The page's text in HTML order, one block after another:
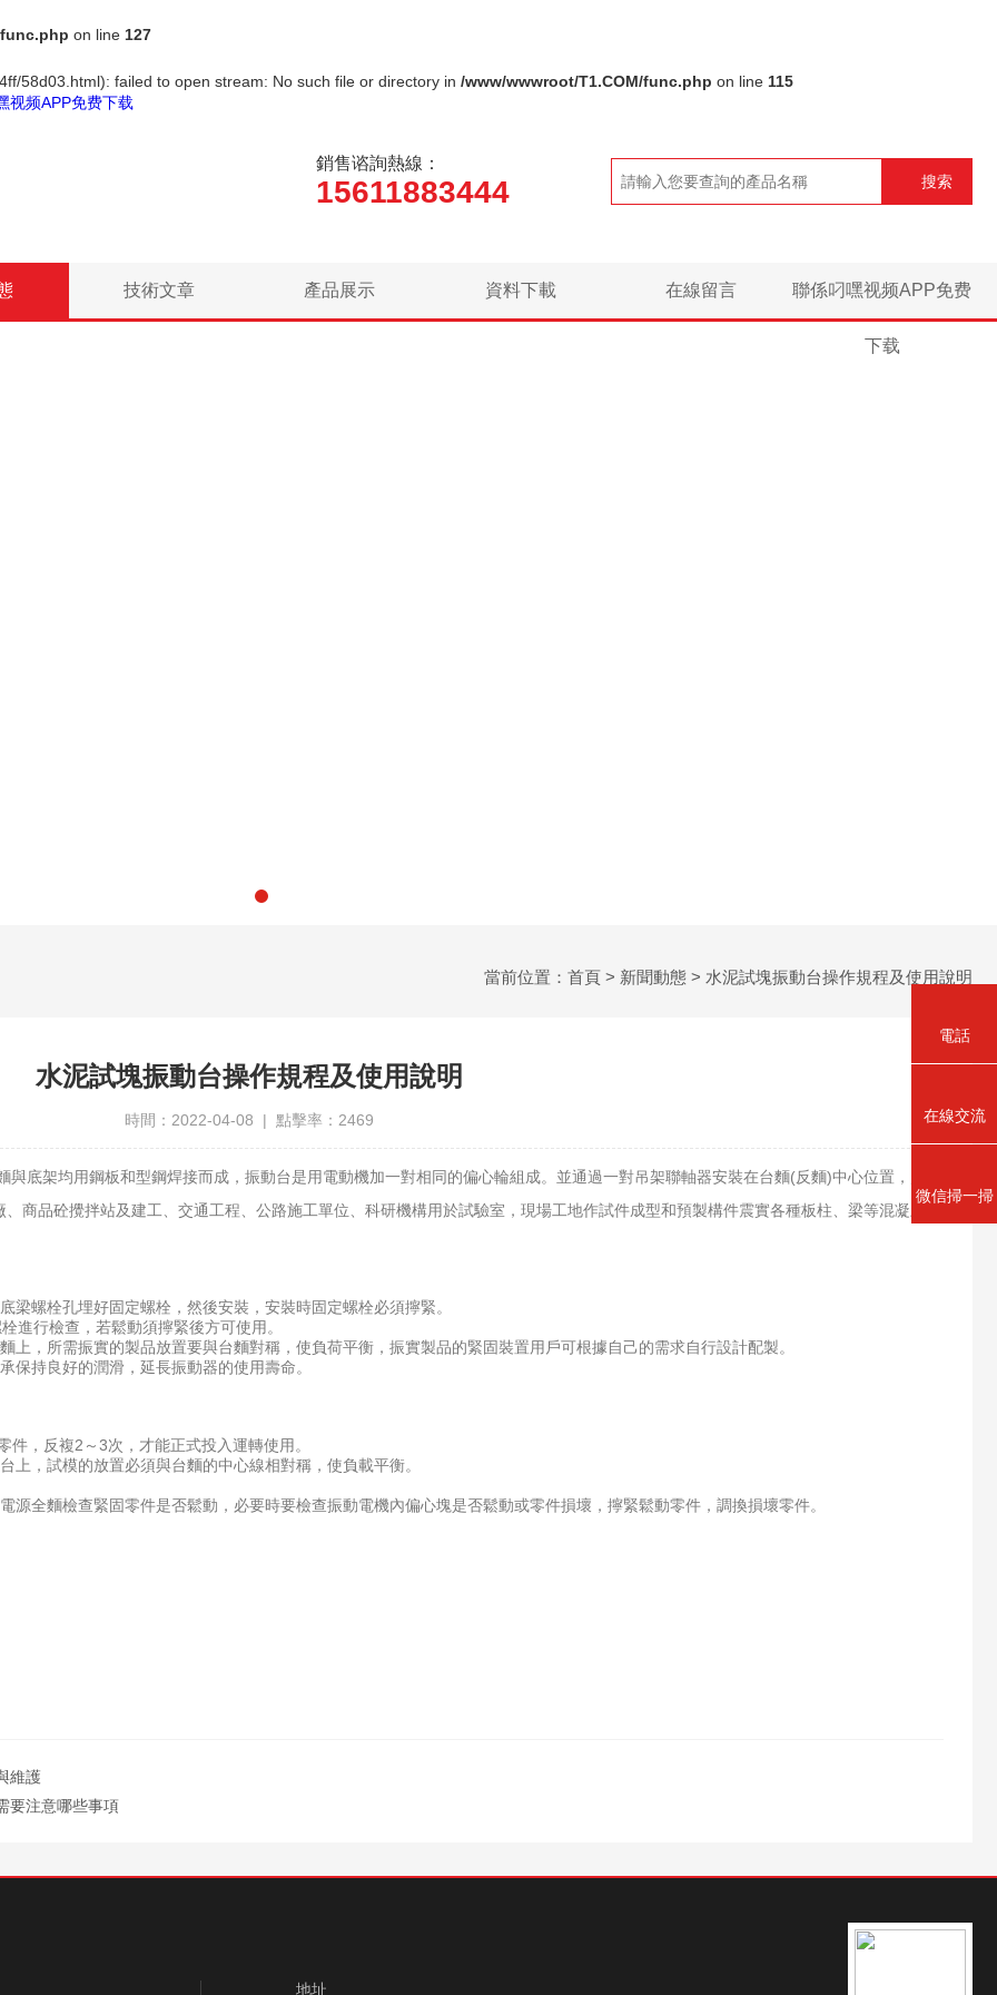
on line 127
58d03.html): failed to open stream: No such file or directory in /www/wwwroot/T1.COM/func.php on line 115
视频APP免费下载
銷售谘詢熱線：
15611883444 搜索
技術文章 產品展示 資料下載 在線留言 聯係叼嘿视频APP免费
下载
當前位置： 首頁 > 新聞動態 > 水泥試塊振動台操作規程及使用說明
水泥試塊振動台操作規程及使用說明
時間：2022-04-08 | 點擊率：2469
底架均用鋼板和型鋼焊接而成，振動台是用電動機加一對相同的偏心輪組成。並通過一對吊架聯軸器安裝在台麵(反麵)中心位置，起著
商品砼攪拌站及建工、交通工程、公路施工單位、科研機構用於試驗室，現場工地作試件成型和預製構件震實各種板柱、梁等混凝土構
栓孔埋好固定螺栓，然後安裝，安裝時固定螺栓必須擰緊。
行檢查，若鬆動須擰緊後方可使用。
所需振實的製品放置要與台麵對稱，使負荷平衡，振實製品的緊固裝置用戶可根據自己的需求自行設計配製。
持良好的潤滑，延長振動器的使用壽命。
，反複2～3次，才能正式投入運轉使用。
試模的放置必須與台麵的中心線相對稱，使負載平衡。
麵檢查緊固零件是否鬆動，必要時要檢查振動電機內偏心塊是否鬆動或零件損壞，擰緊鬆動零件，調換損壞零件。
維護
要注意哪些事項
地址
電話
在線交流
微信掃一掃